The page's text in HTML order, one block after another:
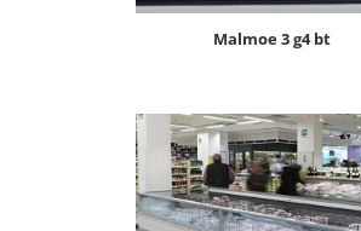
malmoe 3 g4 bt